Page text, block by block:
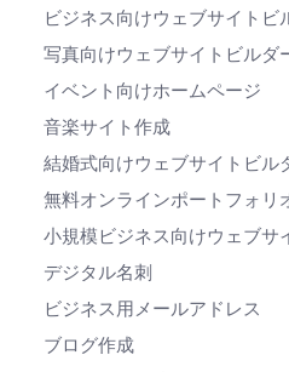
ビジネス向けウェブサイトビ
写真向けウェブサイトビルダ
イベント向けホームページ
音楽サイト作成
結婚式向けウェブサイトビル
無料オンラインポートフォリ
小規模ビジネス向けウェブサ
デジタル名刺
ビジネス用メールアドレス
ブログ作成